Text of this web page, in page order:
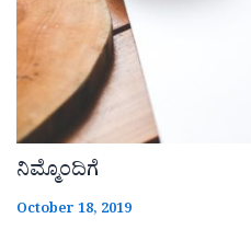
ನಿಮ್ಮೊಂದಿಗೆ
October 18, 2019